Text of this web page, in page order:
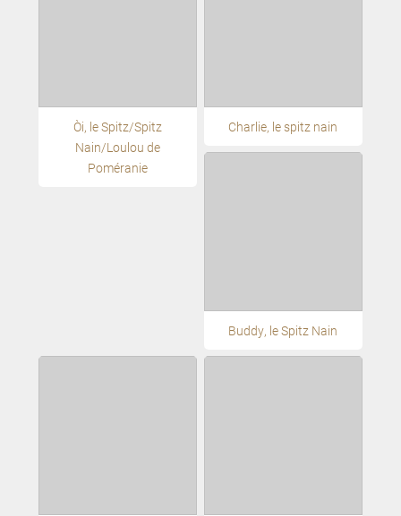
Oči, le Spitz/Spitz
Nain/Loulou de
Poméranie
Charlie, le spitz nain
Buddy, le Spitz Nain